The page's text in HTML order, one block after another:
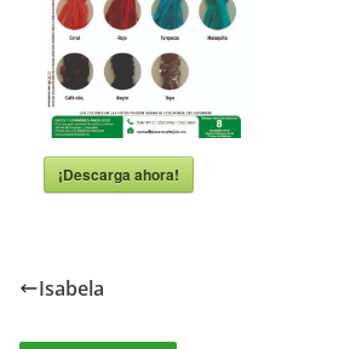
¡Descarga ahora!
Isabela